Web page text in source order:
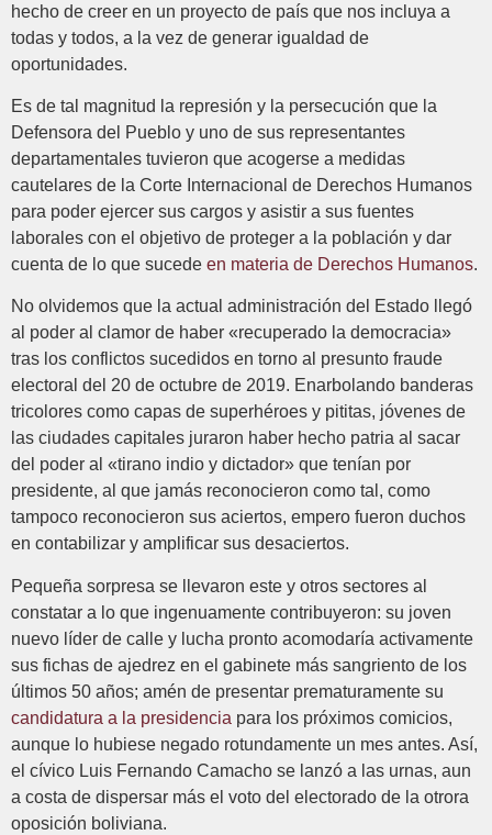
hecho de creer en un proyecto de país que nos incluya a
todas y todos, a la vez de generar igualdad de
oportunidades.
Es de tal magnitud la represión y la persecución que la
Defensora del Pueblo y uno de sus representantes
departamentales tuvieron que acogerse a medidas
cautelares de la Corte Internacional de Derechos Humanos
para poder ejercer sus cargos y asistir a sus fuentes
laborales con el objetivo de proteger a la población y dar
cuenta de lo que sucede en materia de Derechos Humanos.
No olvidemos que la actual administración del Estado llegó
al poder al clamor de haber «recuperado la democracia»
tras los conflictos sucedidos en torno al presunto fraude
electoral del 20 de octubre de 2019. Enarbolando banderas
tricolores como capas de superhéroes y pititas, jóvenes de
las ciudades capitales juraron haber hecho patria al sacar
del poder al «tirano indio y dictador» que tenían por
presidente, al que jamás reconocieron como tal, como
tampoco reconocieron sus aciertos, empero fueron duchos
en contabilizar y amplificar sus desaciertos.
Pequeña sorpresa se llevaron este y otros sectores al
constatar a lo que ingenuamente contribuyeron: su joven
nuevo líder de calle y lucha pronto acomodaría activamente
sus fichas de ajedrez en el gabinete más sangriento de los
últimos 50 años; amén de presentar prematuramente su
candidatura a la presidencia para los próximos comicios,
aunque lo hubiese negado rotundamente un mes antes. Así,
el cívico Luis Fernando Camacho se lanzó a las urnas, aun
a costa de dispersar más el voto del electorado de la otrora
oposición boliviana.